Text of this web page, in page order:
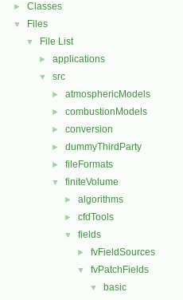
► Classes
▼ Files
▼ File List
► applications
▼ src
► atmosphericModels
► combustionModels
► conversion
► dummyThirdParty
► fileFormats
▼ finiteVolume
► algorithms
► cfdTools
▼ fields
► fvFieldSources
▼ fvPatchFields
▼ basic